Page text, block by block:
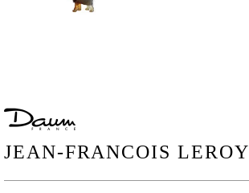
JEAN-FRANCOIS LEROY